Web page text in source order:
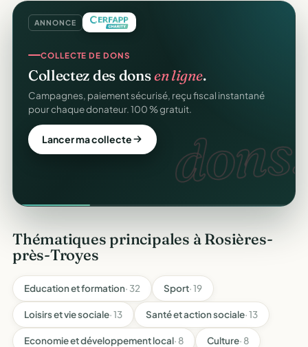
ANNONCE
dons.
COLLECTE DE DONS
Collectez des donsen ligne.
Campagnes, paiement sécurisé, reçu fiscal instantané
pour chaque donateur. 100 % gratuit.
Lancer ma collecte
Thématiques principales à Rosières-
près-Troyes
Education et formation· 32 Sport· 19
Loisirs et vie sociale· 13 Santé et action sociale· 13
Economie et développement local· 8 Culture· 8